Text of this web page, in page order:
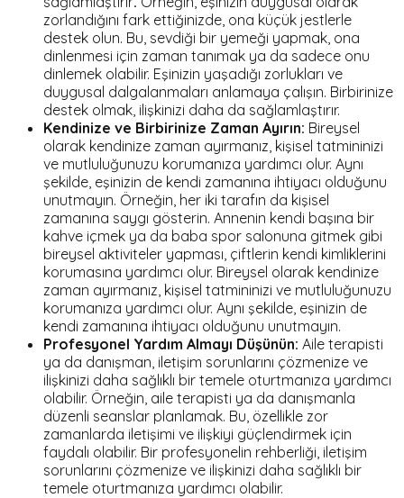
zorlandığını fark ettiğinizde, ona küçük jestlerle
destek olun. Bu, sevdiği bir yemeği yapmak, ona
dinlenmesi için zaman tanımak ya da sadece onu
dinlemek olabilir. Eşinizin yaşadığı zorlukları ve
duygusal dalgalanmaları anlamaya çalışın. Birbirinize
destek olmak, ilişkinizi daha da sağlamlaştırır.
Kendinize ve Birbirinize Zaman Ayırın: Bireysel
olarak kendinize zaman ayırmanız, kişisel tatmininizi
ve mutluluğunuzu korumanıza yardımcı olur. Aynı
şekilde, eşinizin de kendi zamanına ihtiyacı olduğunu
unutmayın. Örneğin, her iki tarafın da kişisel
zamanına saygı gösterin. Annenin kendi başına bir
kahve içmek ya da baba spor salonuna gitmek gibi
bireysel aktiviteler yapması, çiftlerin kendi kimliklerini
korumasına yardımcı olur. Bireysel olarak kendinize
zaman ayırmanız, kişisel tatmininizi ve mutluluğunuzu
korumanıza yardımcı olur. Aynı şekilde, eşinizin de
kendi zamanına ihtiyacı olduğunu unutmayın.
Profesyonel Yardım Almayı Düşünün: Aile terapisti
ya da danışman, iletişim sorunlarını çözmenize ve
ilişkinizi daha sağlıklı bir temele oturtmanıza yardımcı
olabilir. Örneğin, aile terapisti ya da danışmanla
düzenli seanslar planlamak. Bu, özellikle zor
zamanlarda iletişimi ve ilişkiyi güçlendirmek için
faydalı olabilir. Bir profesyonelin rehberliği, iletişim
sorunlarını çözmenize ve ilişkinizi daha sağlıklı bir
temele oturtmanıza yardımcı olabilir.